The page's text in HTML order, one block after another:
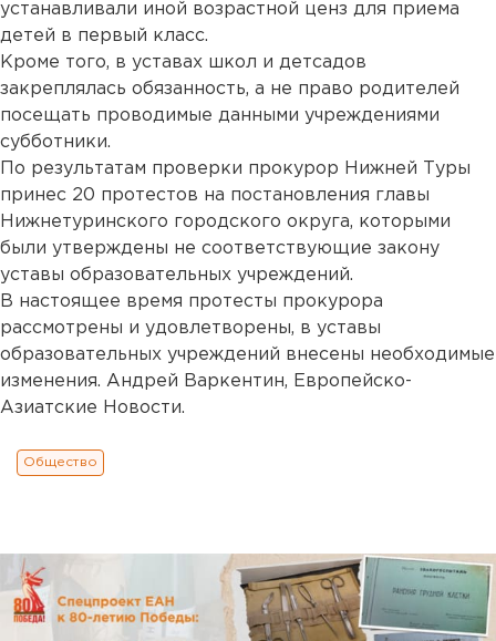
устанавливали иной возрастной ценз для приема
детей в первый класс.
Кроме того, в уставах школ и детсадов
закреплялась обязанность, а не право родителей
посещать проводимые данными учреждениями
субботники.
По результатам проверки прокурор Нижней Туры
принес 20 протестов на постановления главы
Нижнетуринского городского округа, которыми
были утверждены не соответствующие закону
уставы образовательных учреждений.
В настоящее время протесты прокурора
рассмотрены и удовлетворены, в уставы
образовательных учреждений внесены необходимые
изменения. Андрей Варкентин, Европейско-
Азиатские Новости.
Общество